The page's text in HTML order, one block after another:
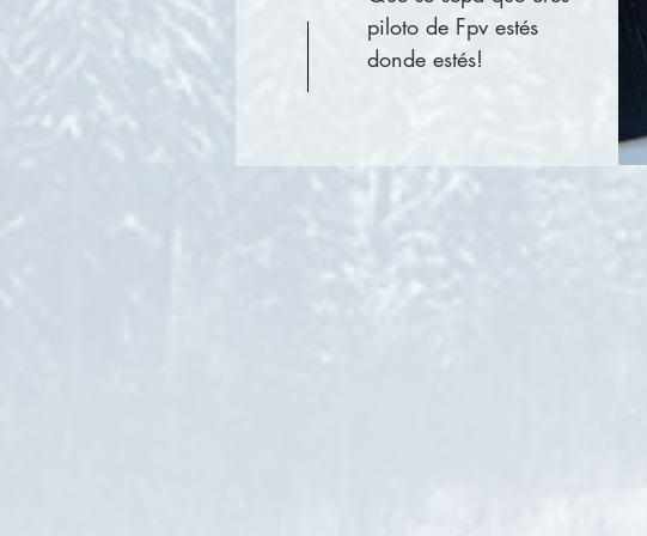
piloto de Fpv estés
donde estés!